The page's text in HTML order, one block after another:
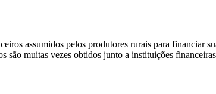
assumidos pelos produtores rurais para financiar
são muitas vezes obtidos junto a instituições